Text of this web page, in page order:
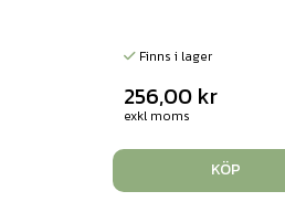
Finns i lager
256,00 kr
exkl moms
KÖP